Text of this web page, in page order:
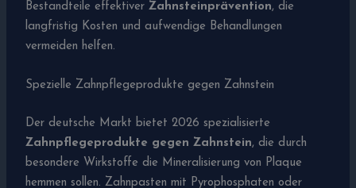
Bestandteile effektiverZahnsteinprävention, die
langfristig Kosten und aufwendige Behandlungen
vermeiden helfen.
Spezielle Zahnpflegeprodukte gegen Zahnstein
Der deutsche Markt bietet 2026 spezialisierte
Zahnpflegeprodukte gegen Zahnstein, die durch
besondere Wirkstoffe die Mineralisierung von Plaque
hemmen sollen. Zahnpasten mit Pyrophosphaten oder